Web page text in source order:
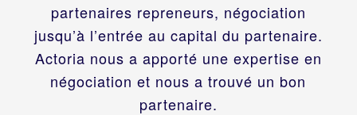
partenaires repreneurs, négociation
jusqu’à l’entrée au capital du partenaire.
Actoria nous a apporté une expertise en
négociation et nous a trouvé un bon
partenaire.